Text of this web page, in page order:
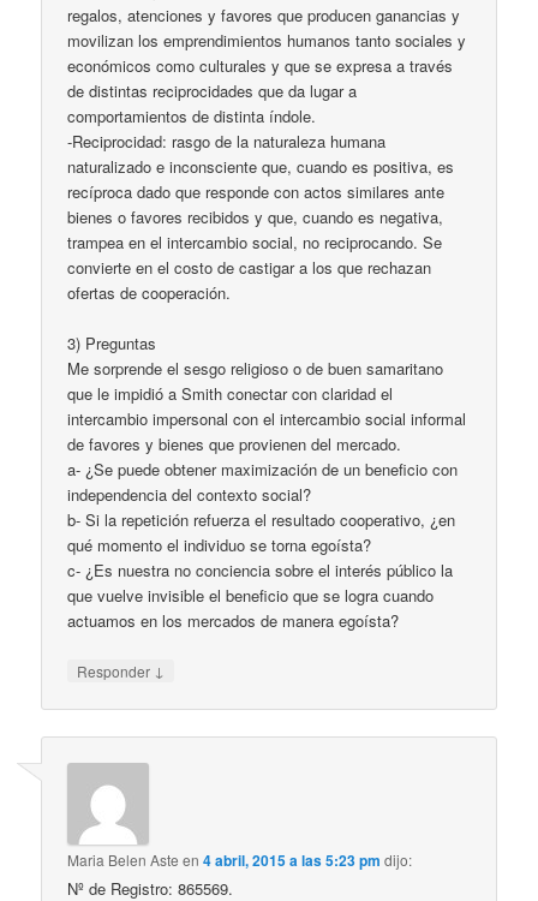
regalos, atenciones y favores que producen ganancias y
movilizan los emprendimientos humanos tanto sociales y
económicos como culturales y que se expresa a través
de distintas reciprocidades que da lugar a
comportamientos de distinta índole.
-Reciprocidad: rasgo de la naturaleza humana
naturalizado e inconsciente que, cuando es positiva, es
recíproca dado que responde con actos similares ante
bienes o favores recibidos y que, cuando es negativa,
trampea en el intercambio social, no reciprocando. Se
convierte en el costo de castigar a los que rechazan
ofertas de cooperación.
3) Preguntas
Me sorprende el sesgo religioso o de buen samaritano
que le impidió a Smith conectar con claridad el
intercambio impersonal con el intercambio social informal
de favores y bienes que provienen del mercado.
a- ¿Se puede obtener maximización de un beneficio con
independencia del contexto social?
b- Si la repetición refuerza el resultado cooperativo, ¿en
qué momento el individuo se torna egoísta?
c- ¿Es nuestra no conciencia sobre el interés público la
que vuelve invisible el beneficio que se logra cuando
actuamos en los mercados de manera egoísta?
Responder ↓
Maria Belen Aste en4 abril, 2015 a las 5:23 pm dijo:
Nº de Registro: 865569.